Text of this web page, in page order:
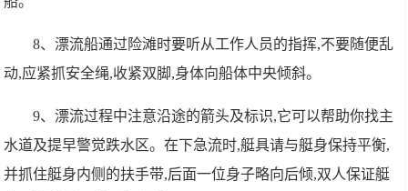
8、漂流船通过险滩时要听从工作人员的指挥,不要随便乱
动,应紧抓安全绳,收紧双脚,身体向船体中央倾斜。
9、漂流过程中注意沿途的箭头及标识,它可以帮助你找主
水道及提早警觉跌水区。在下急流时,艇具请与艇身保持平衡,
并抓住艇身内侧的扶手带,后面一位身子略向后倾,双人保证艇